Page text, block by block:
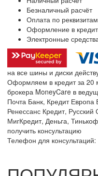
Безналичный расчёт
Оплата по реквизитам
Оформление в кредит
Электронные
на все шины и диски
Оформляем в кредит за 20
брокера MoneyCare в
Почта Банк, Кредит
Ренессанс Кредит,
МигКредит, Деньга,
получить консультацию
Телефон для консультаций: